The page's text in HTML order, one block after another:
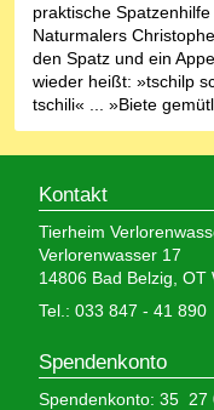
praktische
Naturmalers
den Spatz und ein
wieder heißt: »tschilp
tschili« ... »Biete
Kontakt
Tierheim
Verlorenwasser 17
14806 Bad Belzig, OT
Tel.: 033 847 - 41 890
Spendenkonto
Spendenkonto: 35 27